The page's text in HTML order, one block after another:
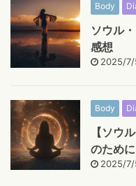
Body
ソウル
感想
2025/7/
Body
【ソウ
のため
2025/7/